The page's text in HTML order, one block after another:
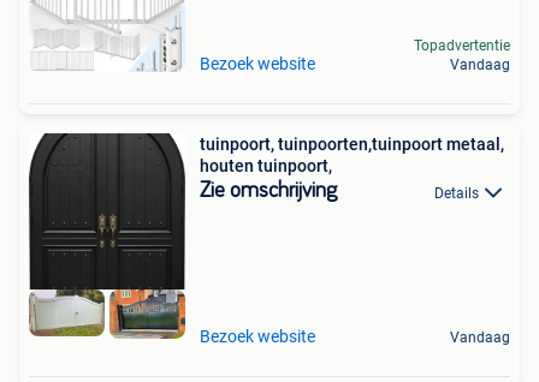
Bezoek website
Topadvertentie
Vandaag
tuinpoort, tuinpoorten,tuinpoort metaal,
houten tuinpoort,
Zie omschrijving Details
Bezoek website Vandaag